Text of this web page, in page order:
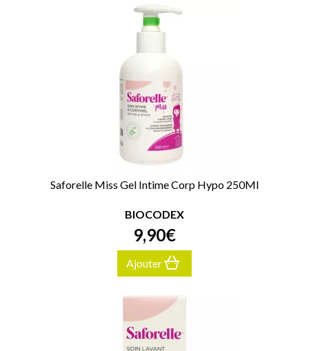
Saforelle Miss Gel Intime Corp Hypo 250Ml
BIOCODEX
9,90€
Ajouter